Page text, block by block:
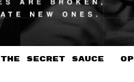
THE SECRET SAUCE​